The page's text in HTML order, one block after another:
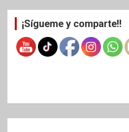
¡Sígueme y comparte!!